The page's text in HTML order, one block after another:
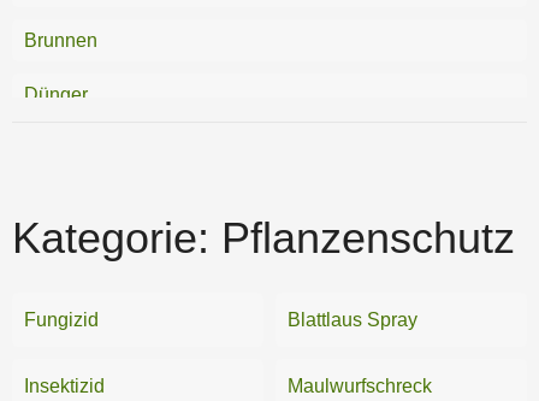
Brunnen
Dünger
Gartenhäuser
Gartenspielzeug
Kategorie: Pflanzenschutz
Fungizid Blattlaus Spray
Insektizid Maulwurfschreck